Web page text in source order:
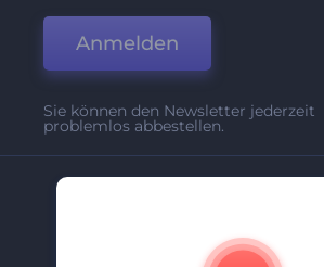
Anmelden
Sie können den Newsletter jederzeit
problemlos abbestellen.